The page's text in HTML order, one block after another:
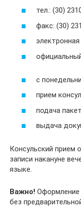
тел.: (30)
факс: (30)
с
прием
подача
выдача
Консульский прием
записи накануне
языке.
Важно! Оформление
без